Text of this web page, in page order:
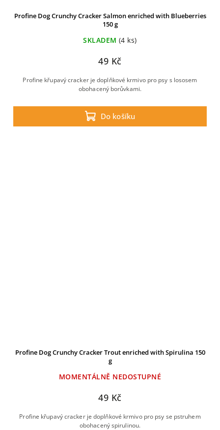
Profine Dog Crunchy Cracker Salmon enriched with Blueberries
150 g
SKLADEM (4 ks)
49 Kč
Do košíku
Profine křupavý cracker je doplňkové krmivo pro psy s lososem
obohacený borůvkami.
Profine Dog Crunchy Cracker Trout enriched with Spirulina 150
g
MOMENTÁLNĚ NEDOSTUPNÉ
49 Kč
Profine křupavý cracker je doplňkové krmivo pro psy se pstruhem
obohacený spirulinou.